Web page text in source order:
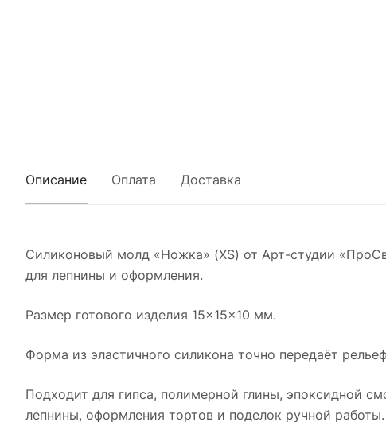
Описание Оплата Доставка
Силиконовый молд «Ножка» (XS) от Арт-студии
для лепнины и оформления.
Размер готового изделия 15×15×10 мм.
Форма из эластичного силикона точно передаёт
Подходит для гипса, полимерной глины, эпоксидной
лепнины, оформления тортов и поделок ручной работы.